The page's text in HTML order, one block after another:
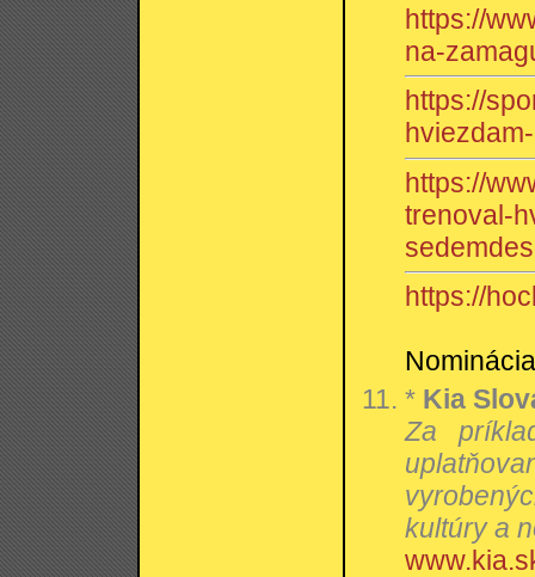
https://
na-
https://
https://
trenoval-
https://
* Kia
Za
kultúry a